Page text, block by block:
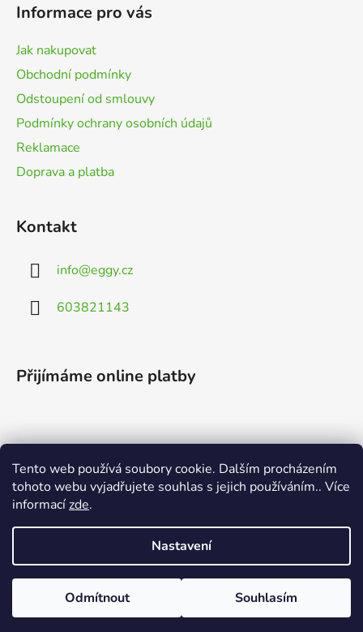
Tento web používá soubory cookie. Dalším procházením
tohoto webu vyjadřujete souhlas s jejich používáním.. Více
informacízde.
Nastavení
Odmítnout Souhlasím
Informace pro vás
Jak nakupovat
Obchodní podmínky
Odstoupení od smlouvy
Podmínky ochrany osobních údajů
Reklamace
Doprava a platba
Kontakt
info@eggy.cz
603821143
Přijímáme online platby
Vyhledávání
HLEDAT
Vytvořil Shoptet
Copyright 2026EGGY.cz. Všechna práva vyhrazena.